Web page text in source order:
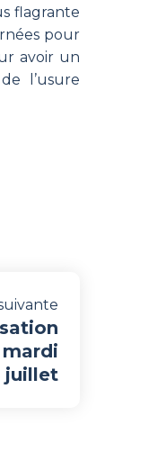
flagrante
pour
avoir un
l’usure
juillet